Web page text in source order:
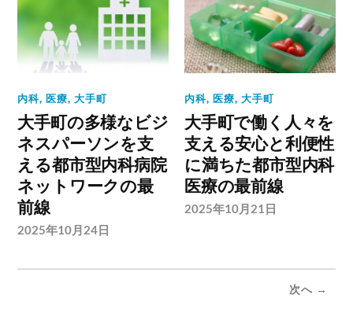
内科, 医療,大手町
大手町の多様なビジ
ネスパーソンを支
える都市型内科病院
ネットワークの最
前線
2025年10月24日
内科, 医療,大手町
大手町で働く人々を
支える安心と利便性
に満ちた都市型内科
医療の最前線
2025年10月21日
次へ →